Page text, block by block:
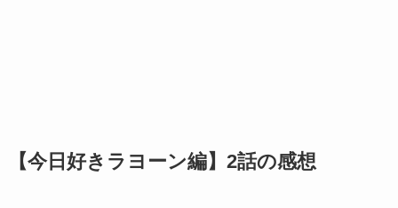
【今日好きラヨーン編】2話の感想